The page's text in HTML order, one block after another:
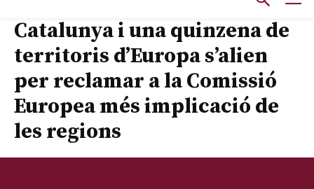
Catalunya i una quinzena de
territoris d’Europa s’alien
per reclamar a la Comissió
Europea més implicació de
les regions